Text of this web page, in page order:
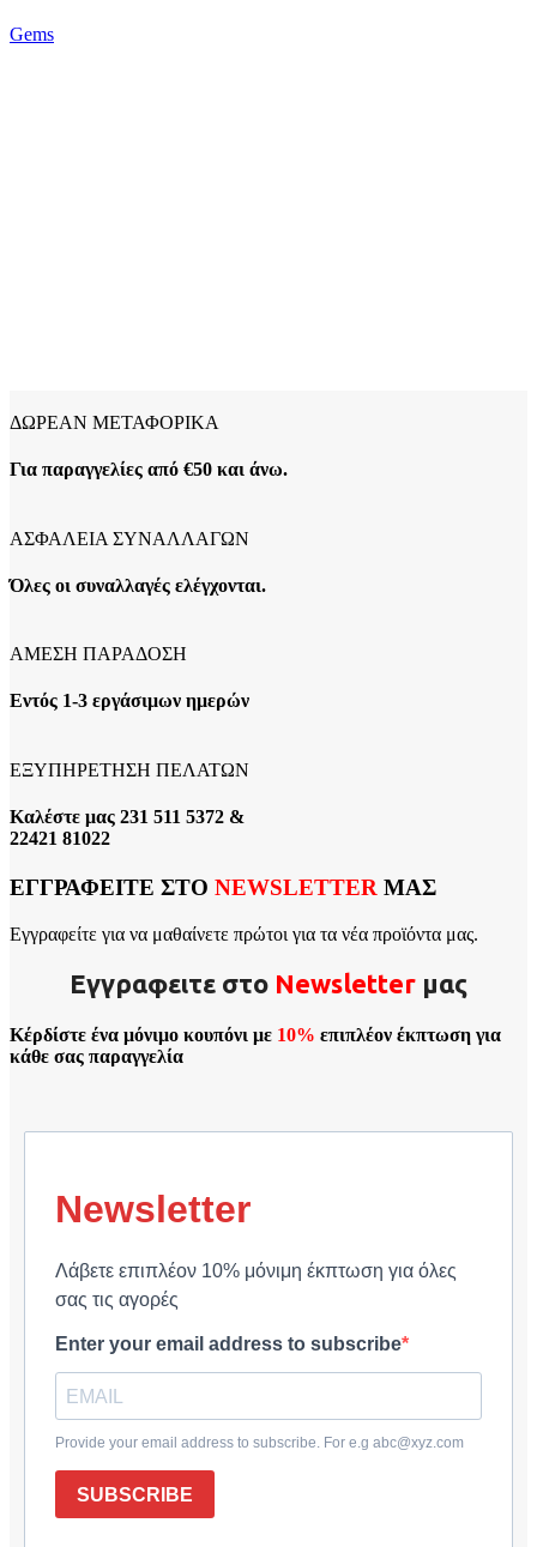
Gems
ΔΩΡΕΑΝ ΜΕΤΑΦΟΡΙΚΑ
Για παραγγελίες από €50 και άνω.
ΑΣΦΑΛΕΙΑ ΣΥΝΑΛΛΑΓΩΝ
Όλες οι συναλλαγές ελέγχονται.
ΑΜΕΣΗ ΠΑΡΑΔΟΣΗ
Εντός 1-3 εργάσιμων ημερών
ΕΞΥΠΗΡΕΤΗΣΗ ΠΕΛΑΤΩΝ
Καλέστε μας 231 511 5372 &
22421 81022
ΕΓΓΡΑΦΕΙΤΕ ΣΤΟ NEWSLETTER ΜΑΣ
Εγγραφείτε για να μαθαίνετε πρώτοι για τα νέα προϊόντα μας.
Εγγραφειτε στο Νewsletter μας
Κέρδίστε ένα μόνιμο κουπόνι με 10% επιπλέον έκπτωση για
κάθε σας παραγγελία
Newsletter
Λάβετε επιπλέον 10% μόνιμη έκπτωση για όλες
σας τις αγορές
Enter your email address to subscribe
Provide your email address to subscribe. For e.g abc@xyz.com
SUBSCRIBE